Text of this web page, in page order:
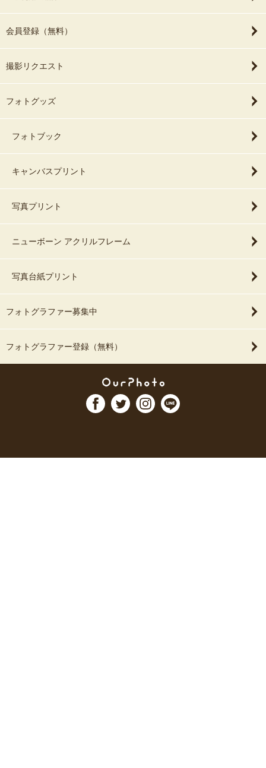
会員登録（無料）
撮影リクエスト
フォトグッズ
フォトブック
キャンバスプリント
写真プリント
ニューボーン アクリルフレーム
写真台紙プリント
フォトグラファー募集中
フォトグラファー登録（無料）